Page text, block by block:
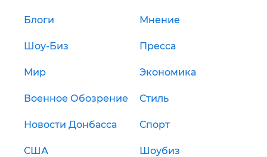
Блоги Мнение
Шоу-Биз Пресса
Мир Экономика
Военное Обозрение Стиль
Новости Донбасса Спорт
США Шоубиз